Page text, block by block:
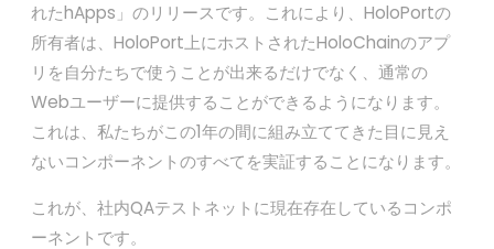
れたhApps」のリリースです。これにより、HoloPortの
所有者は、HoloPort上にホストされたHoloChainのアプ
リを自分たちで使うことが出来るだけでなく、通常の
Webユーザーに提供することができるようになります。
これは、私たちがこの1年の間に組み立ててきた目に見え
ないコンポーネントのすべてを実証することになります。
これが、社内QAテストネットに現在存在しているコンポ
ーネントです。